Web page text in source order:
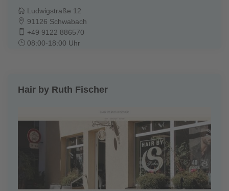
Ludwigstraße 12
91126 Schwabach
+49 9122 886570
08:00-18:00 Uhr
Hair by Ruth Fischer